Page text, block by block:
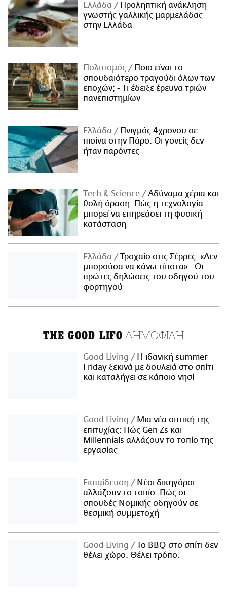
Ελλάδα
Προληπτική ανάκληση
γνωστής γαλλικής μαρμελάδας
στην Ελλάδα
Πολιτισμός
Ποιο είναι το
σπουδαιότερο τραγούδι όλων των
εποχών; - Τι έδειξε έρευνα τριών
πανεπιστημίων
Ελλάδα
Πνιγμός 4χρονου σε
πισίνα στην Πάρο: Οι γονείς δεν
ήταν παρόντες
Τech & Science
Αδύναμα χέρια και
θολή όραση: Πώς η τεχνολογία
μπορεί να επηρεάσει τη φυσική
κατάσταση
Ελλάδα
Τροχαίο στις Σέρρες: «Δεν
μπορούσα να κάνω τίποτα» - Οι
πρώτες δηλώσεις του οδηγού του
φορτηγού
THE GOOD LIFO ΔΗΜΟΦΙΛΗ
Good Living
Η ιδανική summer
Friday ξεκινά με δουλειά στο σπίτι
και καταλήγει σε κάποιο νησί
Good Living
Μια νέα οπτική της
επιτυχίας: Πώς Gen Zs και
Millennials αλλάζουν το τοπίο της
εργασίας
Εκπαίδευση
Νέοι δικηγόροι
αλλάζουν το τοπίο: Πώς οι
σπουδές Νομικής οδηγούν σε
θεσμική συμμετοχή
Good Living
Το BBQ στο σπίτι δεν
θέλει χώρο. Θέλει τρόπο.